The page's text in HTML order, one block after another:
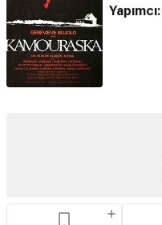
Yapımcı: